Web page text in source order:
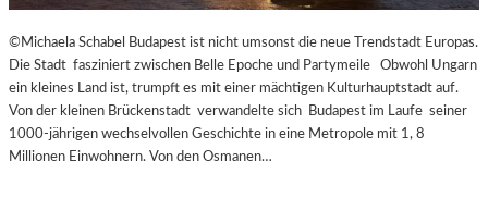
R
T
Z
U
©Michaela Schabel Budapest ist nicht umsonst die neue Trendstadt Europas.
Die Stadt fasziniert zwischen Belle Epoche und Partymeile Obwohl Ungarn
ein kleines Land ist, trumpft es mit einer mächtigen Kulturhauptstadt auf.
Von der kleinen Brückenstadt verwandelte sich Budapest im Laufe seiner
1000-jährigen wechselvollen Geschichte in eine Metropole mit 1, 8
Millionen Einwohnern. Von den Osmanen…